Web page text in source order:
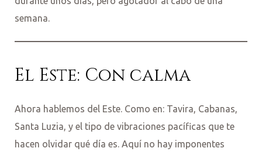
semana.
El Este: Con calma
Ahora hablemos del Este. Como en: Tavira, Cabanas,
Santa Luzia, y el tipo de vibraciones pacíficas que te
hacen olvidar qué día es. Aquí no hay imponentes